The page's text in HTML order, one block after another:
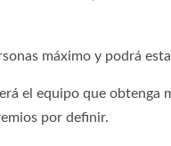
máximo y podrá
el equipo que
por definir.